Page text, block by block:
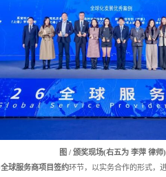
图 / 颁奖现场(右五为 李萍 律师)
全球服务商项目签约环节，以实务合作的形式，